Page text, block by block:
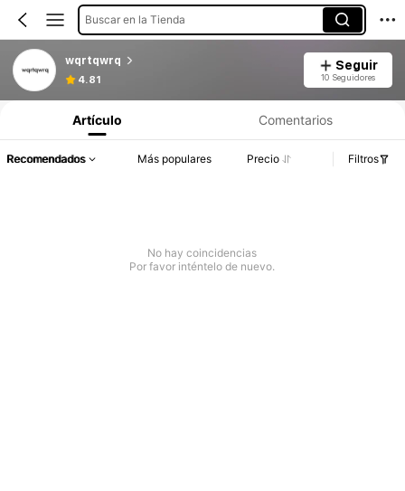
Buscar en la Tienda
wqrtqwrq
4.81
Seguir
10 Seguidores
Artículo Comentarios
Recomendados Más populares Precio Filtros
No hay coincidencias
Por favor inténtelo de nuevo.